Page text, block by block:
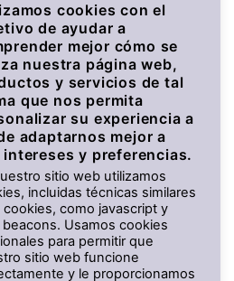
7 35kW
9.999 €
cookies con el
de ayudar a
mejor cómo se
nuestra página web,
y servicios de tal
que nos permita
su experiencia a
adaptarnos mejor a
intereses y preferencias.
sitio web utilizamos
incluidas técnicas similares
cookies, como javascript y
Usamos cookies
para permitir que
sitio web funcione
y le proporcionamos